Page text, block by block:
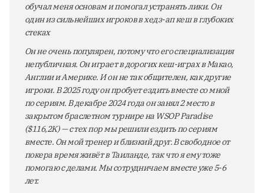
обучал меня основам и помогал устранять лики. Он
один из сильнейших игроков в хедз-ап кеш в глубоких
стеках
Он не очень популярен, потому что его специализация
непубличная. Он играет в дорогих кеш-играх в Макао,
Англии и Америке. И он не так общителен, как другие
игроки. В 2025 году он пробует ездить вместе со мной
по сериям. В декабре 2024 года он занял 2 место в
закрытом браслетном турнире на WSOP Paradise
($116,2K) — с тех пор мы решили ездить по сериям
вместе. Он мой тренер и близкий друг. В свободное от
покера время живёт в Таиланде, так что я ему тоже
помогаю с делами. Мы сотрудничаем вместе уже 5-6
лет.